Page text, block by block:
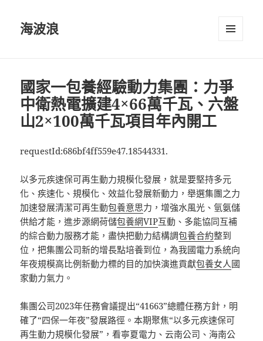
海波浪
國家一包養經驗動力集團：力爭
中衛熱電擴建4×66萬千瓦、六盤
山2×100萬千瓦項目年內開工
requestId:686bf4ff559e47.18544331.
以多元疾速保可再生動力規模化發展，就是要堅持多元
化、疾速化、規模化、效益化發展新動力，舉選集團之力
加速發展清潔可再生動包養意思力，增強水風光、氫氨儲
供給才能，進步源網荷儲包養網VIP互動、多能協同互補
的綜合動力服務才能，盡快把動力結構調包養合約整到
位，把集團公司新的增長點培養到位，為我國電力系統向
年夜規模高比例新動力標的目的加快演進貢獻包養女人國
家動力氣力。
集團公司2023年任務會議提出“41663”總體任務方針，明
確了“四保一年夜”發展路徑。本期聚焦“以多元疾速保可
再生動力規模化發展”，看寧夏電力、云南公司、海南公